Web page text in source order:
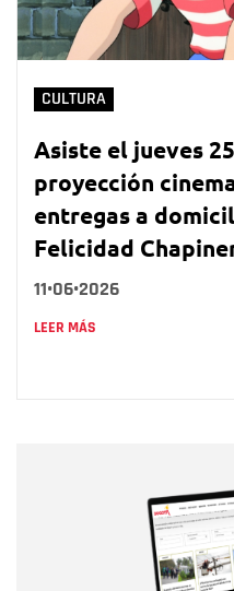
CULTURA
Asiste el jueves
proyección
entregas a
Felicidad
11•06•2026
LEER MÁS
Correo electrónico